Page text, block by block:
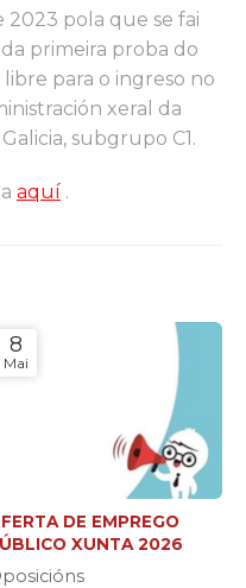
2023 pola que se fai
primeira proba do
para o ingreso no
xeral da
subgrupo C1.
aquí .
8
Mai
DE EMPREGO
XUNTA 2026